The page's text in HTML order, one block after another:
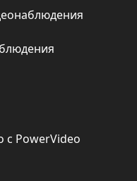
с PowerVideo